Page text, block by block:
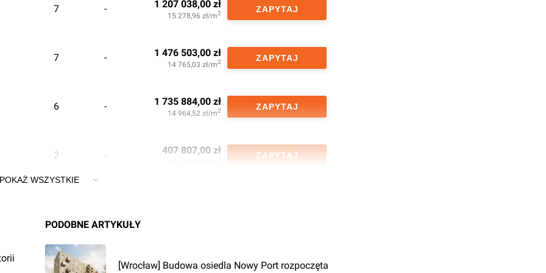
7 - 1 207 038,00 zł
15 278,96 zł/m2 ZAPYTAJ
7 - 1 476 503,00 zł
14 765,03 zł/m2 ZAPYTAJ
6 - 1 735 884,00 zł
14 964,52 zł/m2 ZAPYTAJ
2 - 407 807,00 zł ZAPYTAJ
5
15 254,03 zł/m
POKAŻ WSZYSTKIE
PODOBNE ARTYKUŁY
[Wrocław] Budowa osiedla Nowy Port rozpoczęta